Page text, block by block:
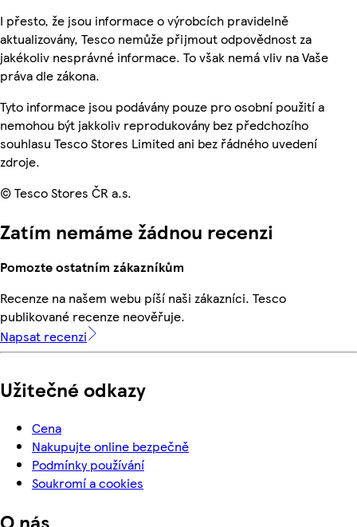
I přesto, že jsou informace o výrobcích pravidelně
aktualizovány, Tesco nemůže přijmout odpovědnost za
jakékoliv nesprávné informace. To však nemá vliv na Vaše
práva dle zákona.
Tyto informace jsou podávány pouze pro osobní použití a
nemohou být jakkoliv reprodukovány bez předchozího
souhlasu Tesco Stores Limited ani bez řádného uvedení
zdroje.
© Tesco Stores ČR a.s.
Zatím nemáme žádnou recenzi
Pomozte ostatním zákazníkům
Recenze na našem webu píší naši zákazníci. Tesco
publikované recenze neověřuje.
Napsat recenzi
Užitečné odkazy
Cena
Nakupujte online bezpečně
Podmínky používání
Soukromí a cookies
O nás